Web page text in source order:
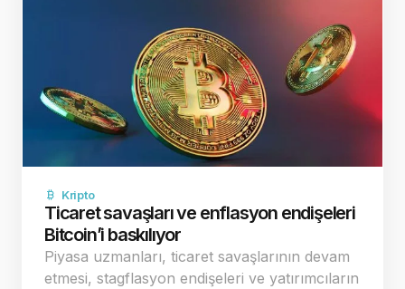
Kripto
Ticaret savaşları ve enflasyon endişeleri
Bitcoin’i baskılıyor
Piyasa uzmanları, ticaret savaşlarının devam
etmesi, stagflasyon endişeleri ve yatırımcıların